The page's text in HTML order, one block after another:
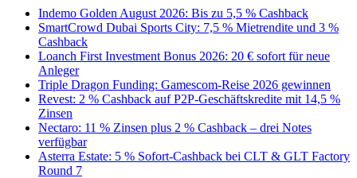
Indemo Golden August 2026: Bis zu 5,5 % Cashback
SmartCrowd Dubai Sports City: 7,5 % Mietrendite und 3 %
Cashback
Loanch First Investment Bonus 2026: 20 € sofort für neue
Anleger
Triple Dragon Funding: Gamescom-Reise 2026 gewinnen
Revest: 2 % Cashback auf P2P-Geschäftskredite mit 14,5 %
Zinsen
Nectaro: 11 % Zinsen plus 2 % Cashback – drei Notes
verfügbar
Asterra Estate: 5 % Sofort-Cashback bei CLT & GLT Factory
Round 7